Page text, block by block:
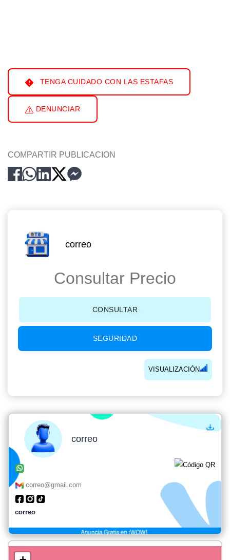
TENGA CUIDADO CON LAS ESTAFAS
DENUNCIAR
COMPARTIR PUBLICACION
correo
Consultar Precio
CONSULTAR
SEGURIDAD
VISUALIZACIÓN
correo
correo@gmail.com
correo